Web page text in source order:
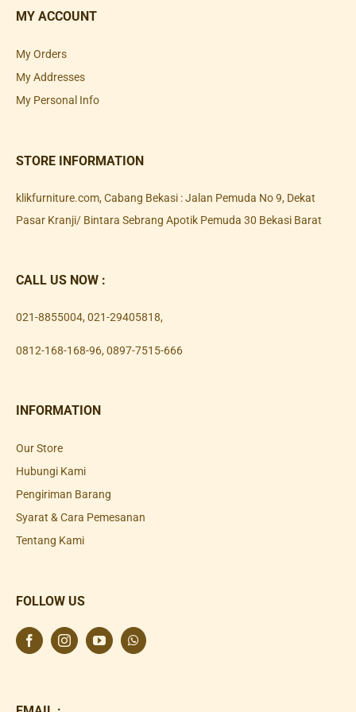
MY ACCOUNT
My Orders
My Addresses
My Personal Info
STORE INFORMATION
klikfurniture.com, Cabang Bekasi : Jalan Pemuda No 9, Dekat
Pasar Kranji/ Bintara Sebrang Apotik Pemuda 30 Bekasi Barat
CALL US NOW :
021-8855004, 021-29405818,
0812-168-168-96, 0897-7515-666
INFORMATION
Our Store
Hubungi Kami
Pengiriman Barang
Syarat & Cara Pemesanan
Tentang Kami
FOLLOW US